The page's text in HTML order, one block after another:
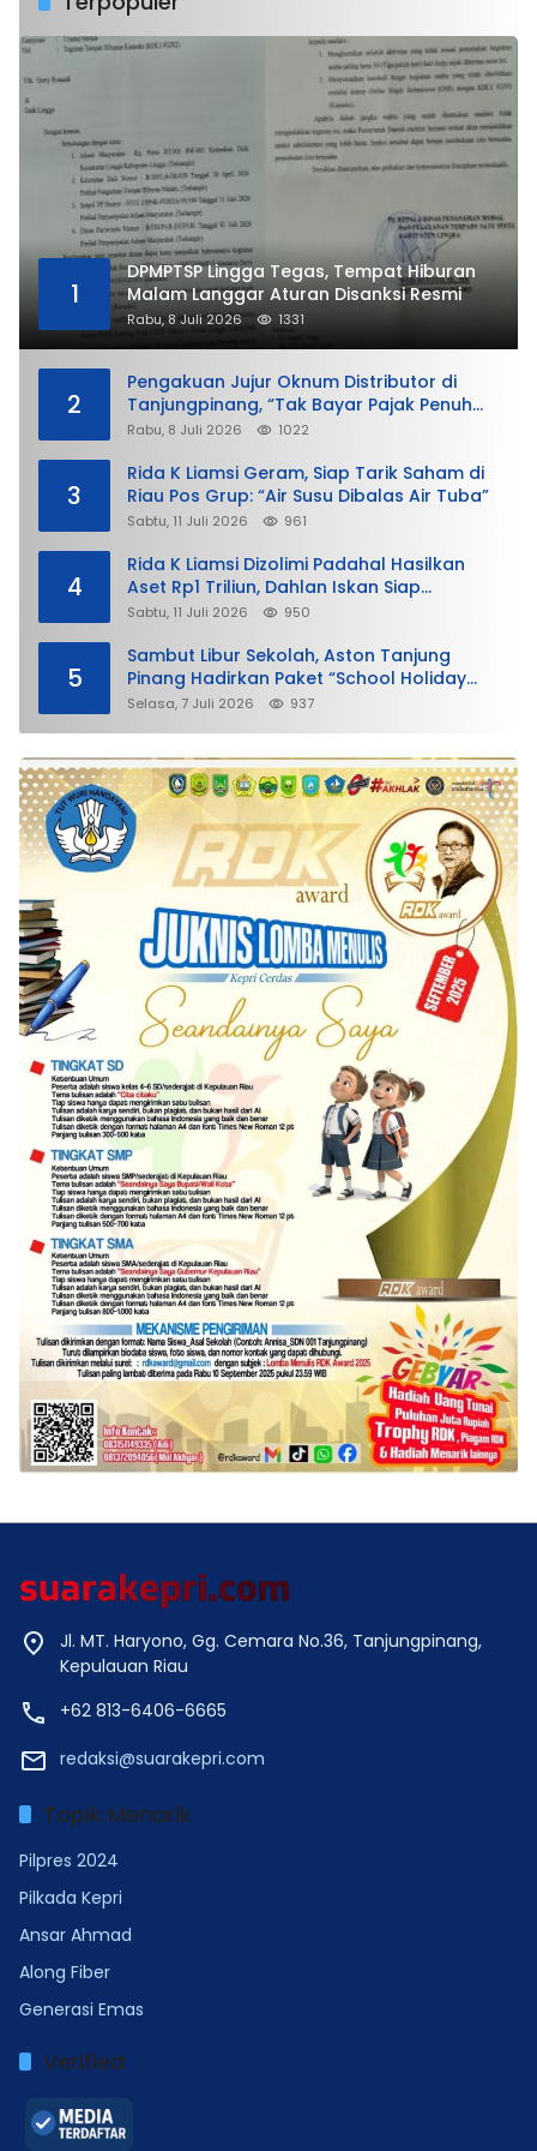
1
DPMPTSP Lingga Tegas, Tempat Hiburan
Malam Langgar Aturan Disanksi Resmi
Rabu, 8 Juli 2026 1331
2
Pengakuan Jujur Oknum Distributor di
Tanjungpinang, “Tak Bayar Pajak Penuh
demi Untung”
Rabu, 8 Juli 2026 1022
3
Rida K Liamsi Geram, Siap Tarik Saham di
Riau Pos Grup: “Air Susu Dibalas Air Tuba”
Sabtu, 11 Juli 2026 961
4
Rida K Liamsi Dizolimi Padahal Hasilkan
Aset Rp1 Triliun, Dahlan Iskan Siap
Membela
Sabtu, 11 Juli 2026 950
5
Sambut Libur Sekolah, Aston Tanjung
Pinang Hadirkan Paket “School Holiday
Getaway”
Selasa, 7 Juli 2026 937
Jl. MT. Haryono, Gg. Cemara No.36, Tanjungpinang,
Kepulauan Riau
+62 813-6406-6665
redaksi@suarakepri.com
Topik Menarik
Pilpres 2024
Pilkada Kepri
Ansar Ahmad
Along Fiber
Generasi Emas
Verified